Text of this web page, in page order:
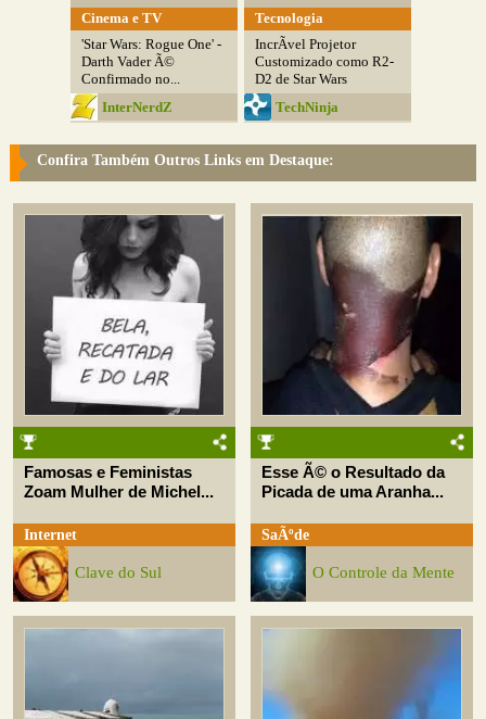
Cinema e TV
'Star Wars: Rogue One' -
Darth Vader Ã©
Confirmado no...
InterNerdZ
Tecnologia
IncrÃ­vel Projetor
Customizado como R2-
D2 de Star Wars
TechNinja
Confira Também Outros Links em Destaque:
Famosas e Feministas
Zoam Mulher de Michel...
Internet
Clave do Sul
Esse Ã© o Resultado da
Picada de uma Aranha...
SaÃºde
O Controle da Mente